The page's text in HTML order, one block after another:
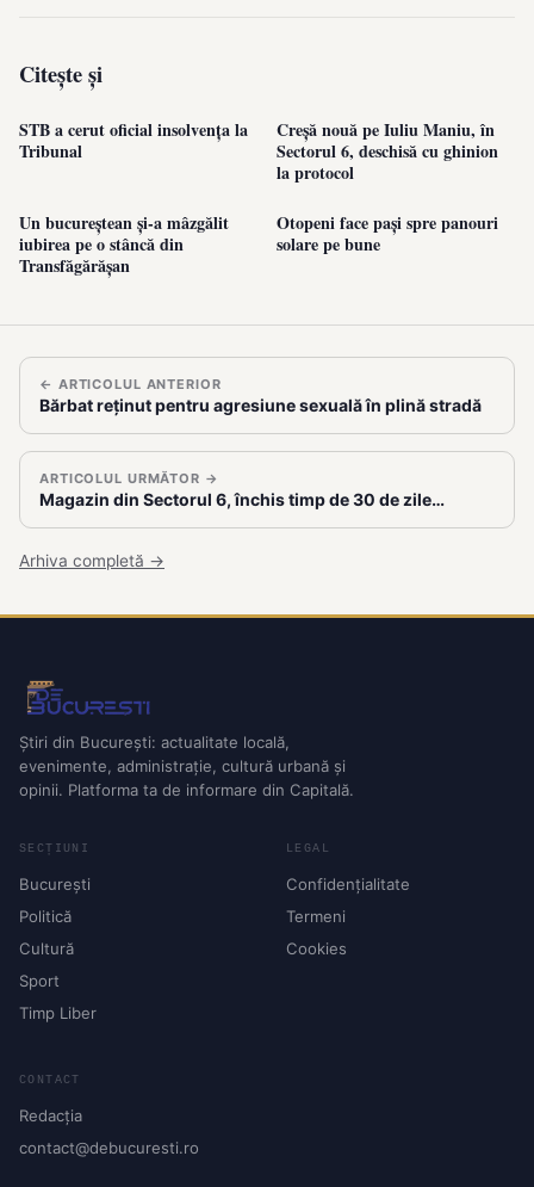
Citește și
STB a cerut oficial insolvența la
Tribunal
Creșă nouă pe Iuliu Maniu, în
Sectorul 6, deschisă cu ghinion
la protocol
Un bucureștean și-a mâzgălit
iubirea pe o stâncă din
Transfăgărășan
Otopeni face pași spre panouri
solare pe bune
← ARTICOLUL ANTERIOR
Bărbat reținut pentru agresiune sexuală în plină stradă
ARTICOLUL URMĂTOR →
Magazin din Sectorul 6, închis timp de 30 de zile…
Arhiva completă →
Știri din București: actualitate locală,
evenimente, administrație, cultură urbană și
opinii. Platforma ta de informare din Capitală.
SECȚIUNI
București
Politică
Cultură
Sport
Timp Liber
LEGAL
Confidențialitate
Termeni
Cookies
CONTACT
Redacția
contact@debucuresti.ro